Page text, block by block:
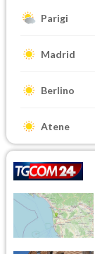
Parigi
Madrid
Berlino
Atene